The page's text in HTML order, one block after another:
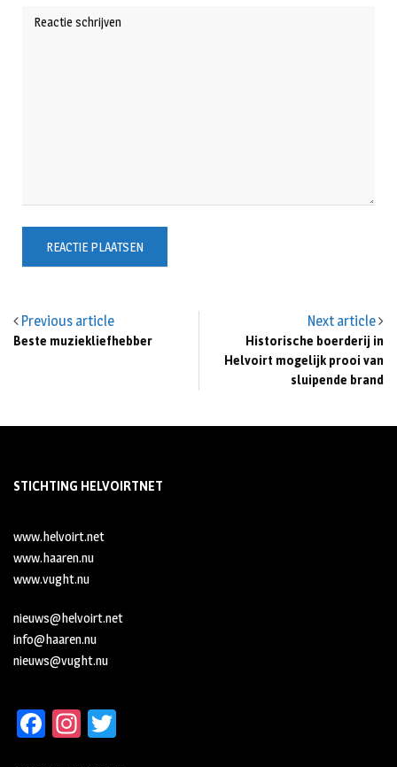
Previous article
Beste muziekliefhebber
Next article
Historische boerderij in
Helvoirt mogelijk prooi van
sluipende brand
STICHTING HELVOIRTNET
www.helvoirt.net
www.haaren.nu
www.vught.nu
nieuws@helvoirt.net
info@haaren.nu
nieuws@vught.nu
Fa In